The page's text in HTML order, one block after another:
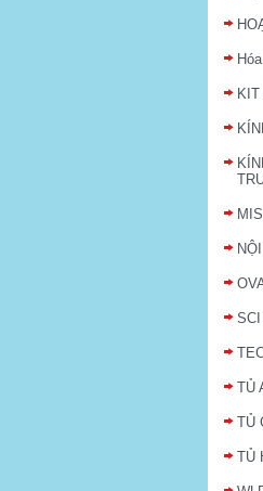
TỦ
TỦ
TỦ